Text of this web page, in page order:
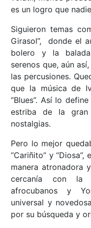
es un logro que
Siguieron temas
Girasol”, donde el
bolero y la
serenos que, aún
las percusiones.
que la música de
“Blues”. Así lo
estriba de la
nostalgias.
Pero lo mejor
“Cariñito” y
manera atronadora
cercanía con la
afrocubanos y
universal y
por su búsqueda y